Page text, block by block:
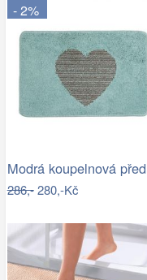
- 2%
286,-280,-Kč